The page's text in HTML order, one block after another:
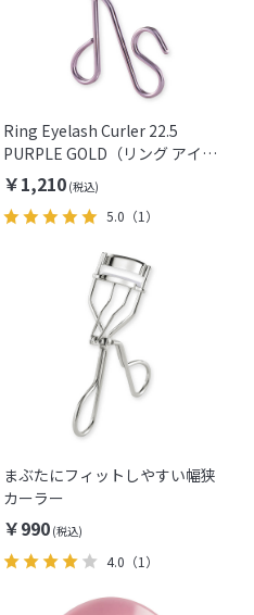
Ring Eyelash Curler 22.5
PURPLE GOLD（リング アイラ
ッシュカーラー/パープルゴール
ド）
￥1,210
5.0 （1）
まぶたにフィットしやすい幅狭
カーラー
￥990
4.0 （1）